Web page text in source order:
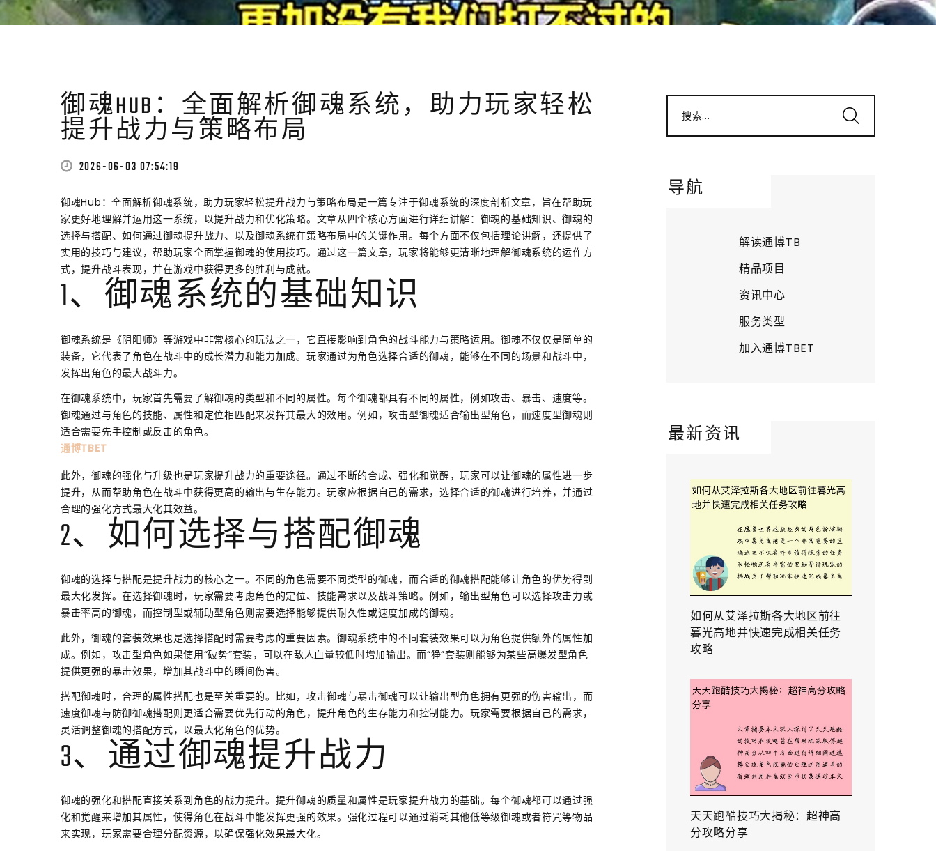
御魂HUB：全面解析御魂系统，助力玩家轻松
提升战力与策略布局
2026-06-03 07:54:19
御魂Hub：全面解析御魂系统，助力玩家轻松提升战力与策略布局是一篇专注于御魂系统的深度剖析文章，旨在帮助玩
家更好地理解并运用这一系统，以提升战力和优化策略。文章从四个核心方面进行详细讲解：御魂的基础知识、御魂的
选择与搭配、如何通过御魂提升战力、以及御魂系统在策略布局中的关键作用。每个方面不仅包括理论讲解，还提供了
实用的技巧与建议，帮助玩家全面掌握御魂的使用技巧。通过这一篇文章，玩家将能够更清晰地理解御魂系统的运作方
式，提升战斗表现，并在游戏中获得更多的胜利与成就。
1、御魂系统的基础知识
御魂系统是《阴阳师》等游戏中非常核心的玩法之一，它直接影响到角色的战斗能力与策略运用。御魂不仅仅是简单的
装备，它代表了角色在战斗中的成长潜力和能力加成。玩家通过为角色选择合适的御魂，能够在不同的场景和战斗中，
发挥出角色的最大战斗力。
在御魂系统中，玩家首先需要了解御魂的类型和不同的属性。每个御魂都具有不同的属性，例如攻击、暴击、速度等。
御魂通过与角色的技能、属性和定位相匹配来发挥其最大的效用。例如，攻击型御魂适合输出型角色，而速度型御魂则
适合需要先手控制或反击的角色。
通博TBET
此外，御魂的强化与升级也是玩家提升战力的重要途径。通过不断的合成、强化和觉醒，玩家可以让御魂的属性进一步
提升，从而帮助角色在战斗中获得更高的输出与生存能力。玩家应根据自己的需求，选择合适的御魂进行培养，并通过
合理的强化方式最大化其效益。
2、如何选择与搭配御魂
御魂的选择与搭配是提升战力的核心之一。不同的角色需要不同类型的御魂，而合适的御魂搭配能够让角色的优势得到
最大化发挥。在选择御魂时，玩家需要考虑角色的定位、技能需求以及战斗策略。例如，输出型角色可以选择攻击力或
暴击率高的御魂，而控制型或辅助型角色则需要选择能够提供耐久性或速度加成的御魂。
此外，御魂的套装效果也是选择搭配时需要考虑的重要因素。御魂系统中的不同套装效果可以为角色提供额外的属性加
成。例如，攻击型角色如果使用“破势”套装，可以在敌人血量较低时增加输出。而“狰”套装则能够为某些高爆发型角色
提供更强的暴击效果，增加其战斗中的瞬间伤害。
搭配御魂时，合理的属性搭配也是至关重要的。比如，攻击御魂与暴击御魂可以让输出型角色拥有更强的伤害输出，而
速度御魂与防御御魂搭配则更适合需要优先行动的角色，提升角色的生存能力和控制能力。玩家需要根据自己的需求，
灵活调整御魂的搭配方式，以最大化角色的优势。
3、通过御魂提升战力
御魂的强化和搭配直接关系到角色的战力提升。提升御魂的质量和属性是玩家提升战力的基础。每个御魂都可以通过强
化和觉醒来增加其属性，使得角色在战斗中能发挥更强的效果。强化过程可以通过消耗其他低等级御魂或者符咒等物品
来实现，玩家需要合理分配资源，以确保强化效果最大化。
搜索...
导航
解读通博TB
精品项目
资讯中心
服务类型
加入通博TBET
最新资讯
如何从艾泽拉斯各大地区前往
暮光高地并快速完成相关任务
攻略
天天跑酷技巧大揭秘：超神高
分攻略分享